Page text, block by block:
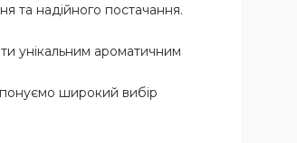
та надійного постачання.
унікальним ароматичним
широкий вибір